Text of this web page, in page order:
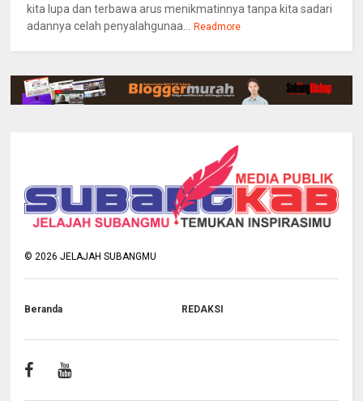
kita lupa dan terbawa arus menikmatinnya tanpa kita sadari
adannya celah penyalahgunaa... Readmore
©2026 JELAJAH SUBANGMU
Beranda REDAKSI